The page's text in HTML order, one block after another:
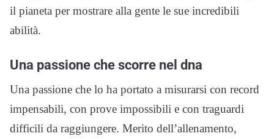
il pianeta per mostrare alla gente le sue incredibili
abilità.
Una passione che scorre nel dna
Una passione che lo ha portato a misurarsi con record
impensabili, con prove impossibili e con traguardi
difficili da raggiungere. Merito dell’allenamento,